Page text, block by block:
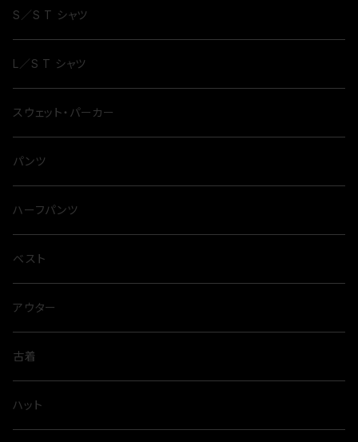
S／S T シャツ
L／S T シャツ
スウェット・パーカー
パンツ
ハーフパンツ
ベスト
アウター
古着
ハット